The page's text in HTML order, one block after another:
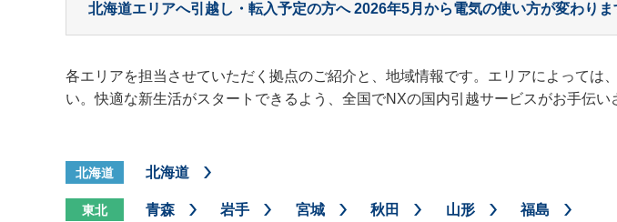
北海道エリアへ引越し・転入予定の方へ 2026年5月から電気の使い方が変わりま
各エリアを担当させていただく拠点のご紹介と、地域情報です。エリアによって
い。快適な新生活がスタートできるよう、全国でNXの国内引越サービスがお手伝い
北海道 北海道
東北 青森 岩手 宮城 秋田 山形 福島